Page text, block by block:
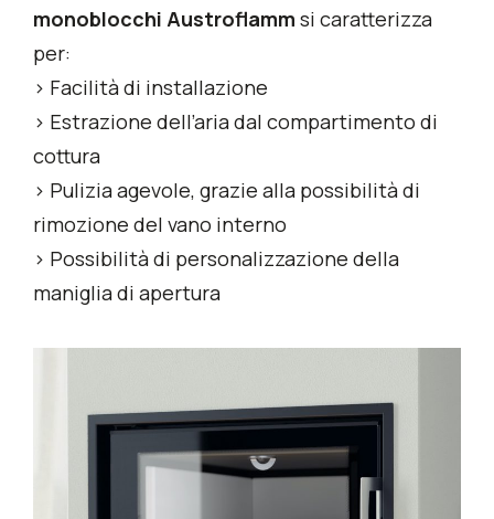
monoblocchi Austroflamm si caratterizza
per:
> Facilità di installazione
> Estrazione dell’aria dal compartimento di
cottura
> Pulizia agevole, grazie alla possibilità di
rimozione del vano interno
> Possibilità di personalizzazione della
maniglia di apertura